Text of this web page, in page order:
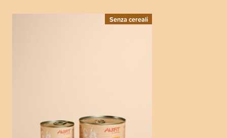
Senza cereali